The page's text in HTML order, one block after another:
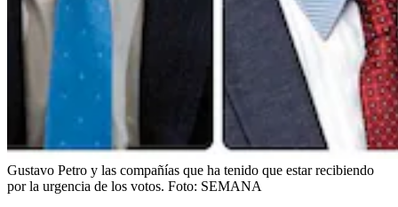
Gustavo Petro y las compañías que ha tenido que estar recibiendo
por la urgencia de los votos. Foto: SEMANA